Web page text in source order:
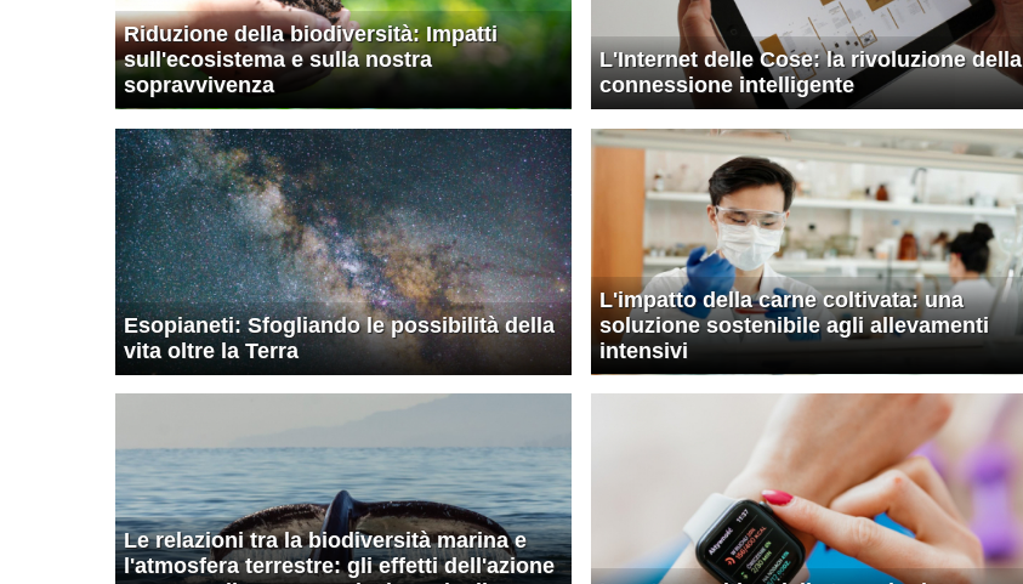
Riduzione della biodiversità: Impatti
sull'ecosistema e sulla nostra
sopravvivenza
L'Internet delle Cose: la rivoluzione della
connessione intelligente
Esopianeti: Sfogliando le possibilità della
vita oltre la Terra
L'impatto della carne coltivata: una
soluzione sostenibile agli allevamenti
intensivi
Le relazioni tra la biodiversità marina e
l'atmosfera terrestre: gli effetti dell'azione